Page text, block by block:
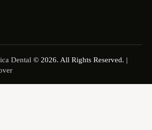
Dental © 2026. All Rights Reserved. |